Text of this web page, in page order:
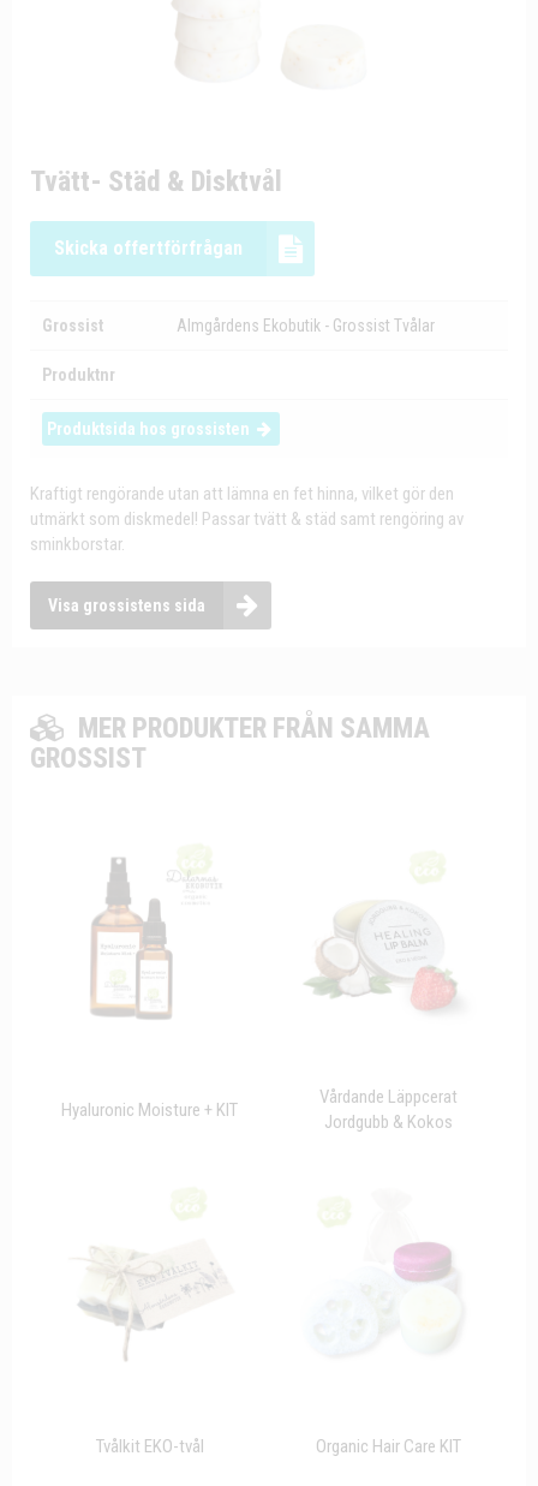
Tvätt- Städ & Disktvål
Skicka offertförfrågan
Grossist Almgårdens Ekobutik - Grossist Tvålar
Produktnr
Produktsida hos grossisten
Kraftigt rengörande utan att lämna en fet hinna, vilket gör den
utmärkt som diskmedel! Passar tvätt & städ samt rengöring av
sminkborstar.
Visa grossistens sida
MER PRODUKTER FRÅN SAMMA
GROSSIST
Hyaluronic Moisture + KIT
Vårdande Läppcerat
Jordgubb & Kokos
Tvålkit EKO-tvål Organic Hair Care KIT